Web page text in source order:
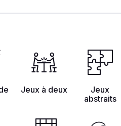
Jeux à deux
Jeux
abstraits
Guides
Financement